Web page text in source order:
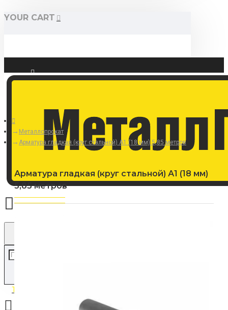
YOUR CART
Войти
Регистрация
Товаров: 0 (0.00р.)
Металлопрокат
Арматура гладкая (круг стальной) А1 (18 мм) 5,85 метров
Арматура гладкая (круг стальной) А1 (18 мм)
5,85 метров